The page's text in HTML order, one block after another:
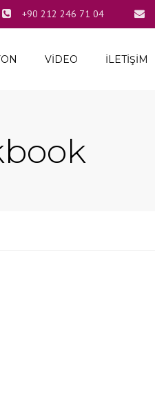
+90 212 246 71 04
VIDEO İLETIŞIM